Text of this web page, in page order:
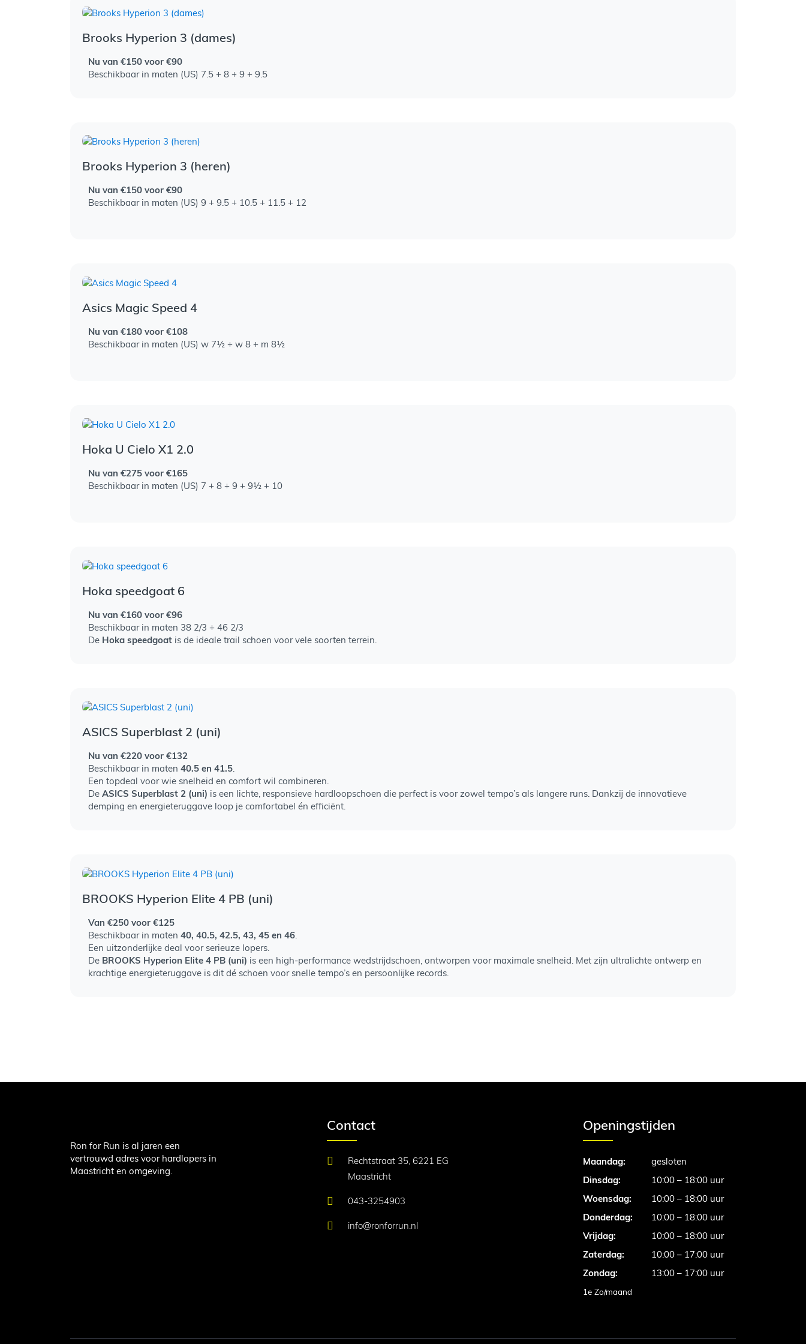
Brooks Hyperion 3 (dames)
Nu van €150 voor €90
Beschikbaar in maten (US) 7.5 + 8 + 9 + 9.5
Brooks Hyperion 3 (heren)
Nu van €150 voor €90
Beschikbaar in maten (US) 9 + 9.5 + 10.5 + 11.5 + 12
Asics Magic Speed 4
Nu van €180 voor €108
Beschikbaar in maten (US) w 7½ + w 8 + m 8½
Hoka U Cielo X1 2.0
Nu van €275 voor €165
Beschikbaar in maten (US) 7 + 8 + 9 + 9½ + 10
Hoka speedgoat 6
Nu van €160 voor €96
Beschikbaar in maten 38 2/3 + 46 2/3
De Hoka speedgoat is de ideale trail schoen voor vele soorten terrein.
ASICS Superblast 2 (uni)
Nu van €220 voor €132
Beschikbaar in maten 40.5 en 41.5.
Een topdeal voor wie snelheid en comfort wil combineren.
De ASICS Superblast 2 (uni) is een lichte, responsieve hardloopschoen die perfect is voor zowel tempo’s als langere runs. Dankzij de innovatieve
demping en energieteruggave loop je comfortabel én efficiënt.
BROOKS Hyperion Elite 4 PB (uni)
Van €250 voor €125
Beschikbaar in maten 40, 40.5, 42.5, 43, 45 en 46.
Een uitzonderlijke deal voor serieuze lopers.
De BROOKS Hyperion Elite 4 PB (uni) is een high-performance wedstrijdschoen, ontworpen voor maximale snelheid. Met zijn ultralichte ontwerp en
krachtige energieteruggave is dit dé schoen voor snelle tempo’s en persoonlijke records.
Ron for Run is al jaren een
vertrouwd adres voor hardlopers in
Maastricht en omgeving.
Contact
Rechtstraat 35, 6221 EG
Maastricht
043-3254903
info@ronforrun.nl
Openingstijden
Maandag:
gesloten
Dinsdag:
10:00 – 18:00 uur
Woensdag:
10:00 – 18:00 uur
Donderdag:
10:00 – 18:00 uur
Vrijdag:
10:00 – 18:00 uur
Zaterdag:
10:00 – 17:00 uur
Zondag:
13:00 – 17:00 uur
1e Zo/maand